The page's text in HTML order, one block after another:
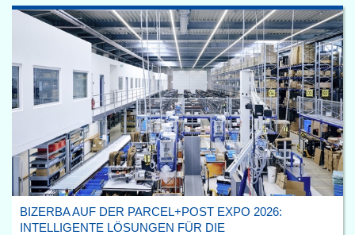
BIZERBA AUF DER PARCEL+POST EXPO 2026:
INTELLIGENTE LÖSUNGEN FÜR DIE